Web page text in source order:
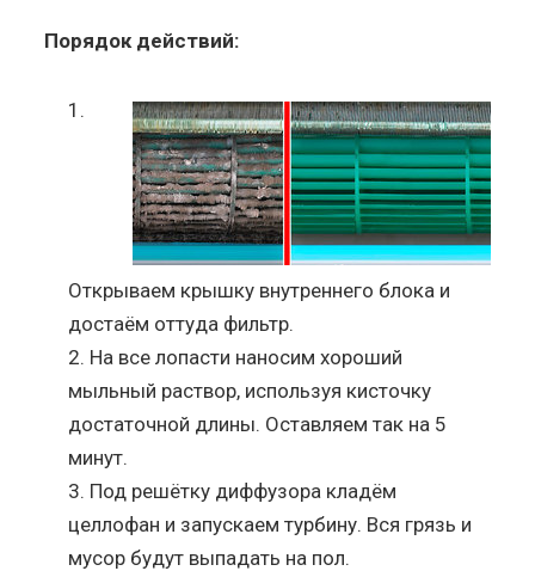
Порядок действий:
Открываем крышку внутреннего блока и
достаём оттуда фильтр.
На все лопасти наносим хороший
мыльный раствор, используя кисточку
достаточной длины. Оставляем так на 5
минут.
Под решётку диффузора кладём
целлофан и запускаем турбину. Вся грязь и
мусор будут выпадать на пол.